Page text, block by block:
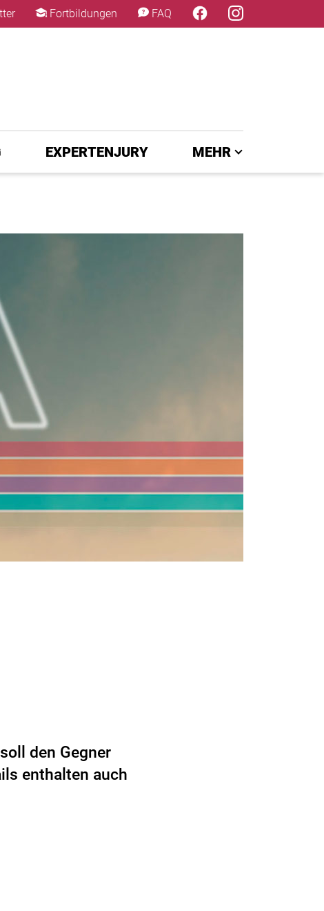
Fortbildungen FAQ
EXPERTENJURY MEHR
den Gegner
enthalten auch
×